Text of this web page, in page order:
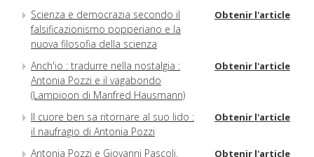
Scienza e democrazia secondo il
falsificazionismo popperiano e la
nuova filosofia della scienza
Obtenir l'article
Anch'io : tradurre nella nostalgia :
Antonia Pozzi e il vagabondo
(Lampioon di Manfred Hausmann)
Obtenir l'article
Il cuore ben sa ritornare al suo lido :
il naufragio di Antonia Pozzi
Obtenir l'article
Antonia Pozzi e Giovanni Pascoli,
Obtenir l'article